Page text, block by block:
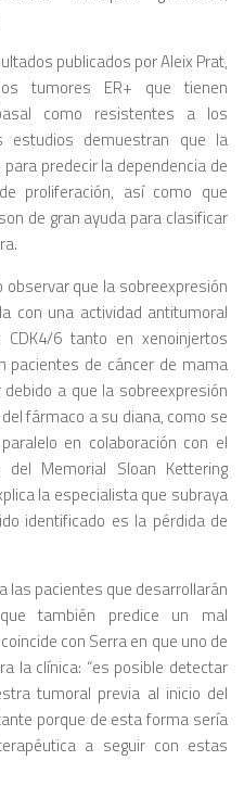
publicados por Aleix Prat,
tumores ER+ que tienen
como resistentes a los
estudios demuestran que la
predecir la dependencia de
proliferación, así como que
de gran ayuda para clasificar
que la sobreexpresión
con una actividad antitumoral
6 tanto en xenoinjertos
pacientes de cáncer de mama
a que la sobreexpresión
fármaco a su diana, como se
en colaboración con el
del Memorial Sloan Kettering
la especialista que subraya
identificado es la pérdida de
las pacientes que desarrollarán
también predice un mal
con Serra en que uno de
la clínica: “es posible detectar
tumoral previa al inicio del
porque de esta forma sería
a seguir con estas